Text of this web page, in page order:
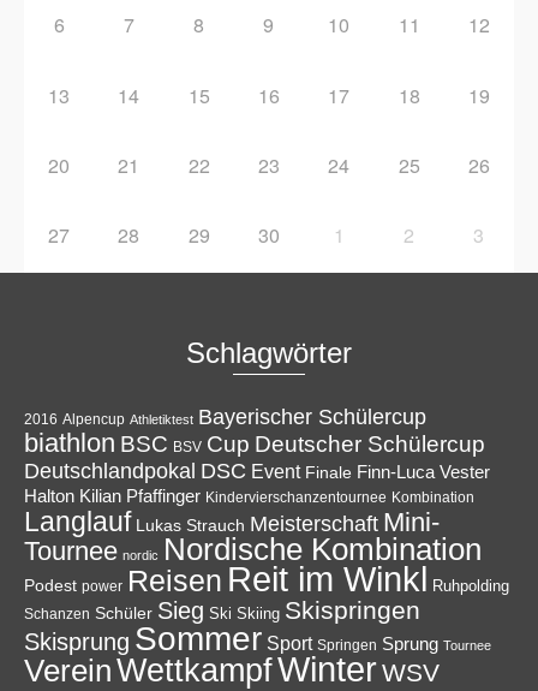
6 7 8 9 10 11 12
13 14 15 16 17 18 19
20 21 22 23 24 25 26
27 28 29 30 1 2 3
Schlagwörter
2016 Alpencup Athletiktest Bayerischer Schülercup
biathlon BSC BSV Cup Deutscher Schülercup
Deutschlandpokal DSC Event Finale Finn-Luca Vester
Halton Kilian Pfaffinger Kindervierschanzentournee Kombination
Langlauf Lukas Strauch Meisterschaft Mini-
Tournee nordic Nordische Kombination
Podest power Reisen Reit im Winkl Ruhpolding
Schanzen Schüler Sieg Ski Skiing Skispringen
Skisprung Sommer Sport Springen Sprung Tournee
VereinWettkampfWinterWSV